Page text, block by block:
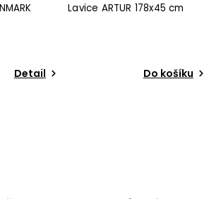
Detail
Lavice ARTUR 178x45 cm
Do košíku